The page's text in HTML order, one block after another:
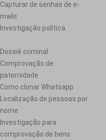
Capturar de senhas de e-
mails
Investigação política
Dossiê criminal
Comprovação de
paternidade
Como clonar Whatsapp
Localização de pessoas por
nome
Investigação para
comprovação de bens